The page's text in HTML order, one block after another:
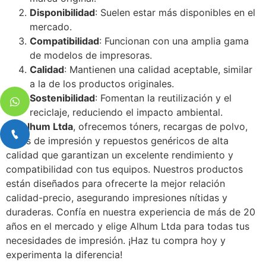
Disponibilidad: Suelen estar más disponibles en el
mercado.
Compatibilidad: Funcionan con una amplia gama
de modelos de impresoras.
Calidad: Mantienen una calidad aceptable, similar
a la de los productos originales.
Sostenibilidad: Fomentan la reutilización y el
reciclaje, reduciendo el impacto ambiental.
En
Alhum Ltda, ofrecemos tóners, recargas de polvo,
tintas de impresión y repuestos genéricos de alta
calidad que garantizan un excelente rendimiento y
compatibilidad con tus equipos. Nuestros productos
están diseñados para ofrecerte la mejor relación
calidad-precio, asegurando impresiones nítidas y
duraderas. Confía en nuestra experiencia de más de 20
años en el mercado y elige Alhum Ltda para todas tus
necesidades de impresión. ¡Haz tu compra hoy y
experimenta la diferencia!